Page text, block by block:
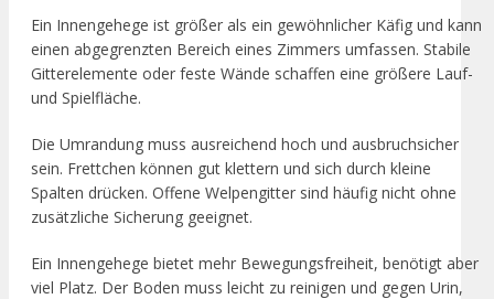
Ein Innengehege ist größer als ein gewöhnlicher Käfig und kann
einen abgegrenzten Bereich eines Zimmers umfassen. Stabile
Gitterelemente oder feste Wände schaffen eine größere Lauf-
und Spielfläche.
Die Umrandung muss ausreichend hoch und ausbruchsicher
sein. Frettchen können gut klettern und sich durch kleine
Spalten drücken. Offene Welpengitter sind häufig nicht ohne
zusätzliche Sicherung geeignet.
Ein Innengehege bietet mehr Bewegungsfreiheit, benötigt aber
viel Platz. Der Boden muss leicht zu reinigen und gegen Urin,